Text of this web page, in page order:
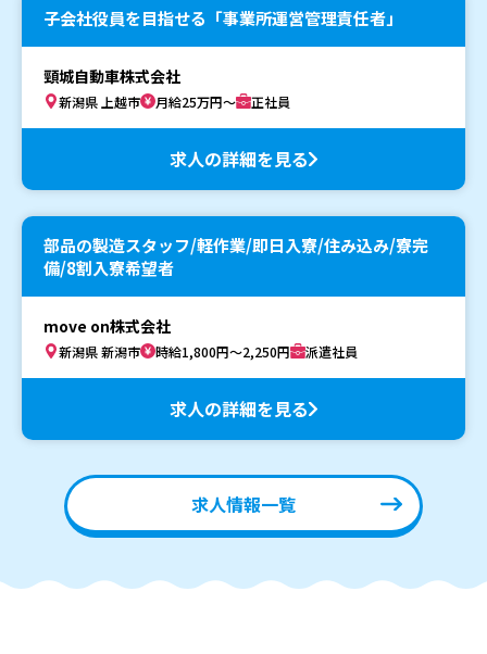
子会社役員を目指せる「事業所運営管理責任者」
頸城自動車株式会社
新潟県 上越市 月給25万円～ 正社員
求人の詳細を見る
部品の製造スタッフ/軽作業/即日入寮/住み込み/寮完
備/8割入寮希望者
move on株式会社
新潟県 新潟市 時給1,800円～2,250円 派遣社員
求人の詳細を見る
求人情報一覧